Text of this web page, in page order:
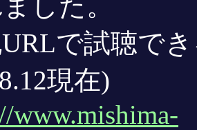
で試聴で
現在)
www.mishima-